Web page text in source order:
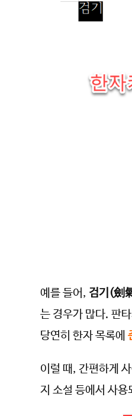
예를 들어, 검기(劍
는 경우가 많다. 판
당연히 한자 목록에
이럴 때, 간편하게
지 소설 등에서 사용